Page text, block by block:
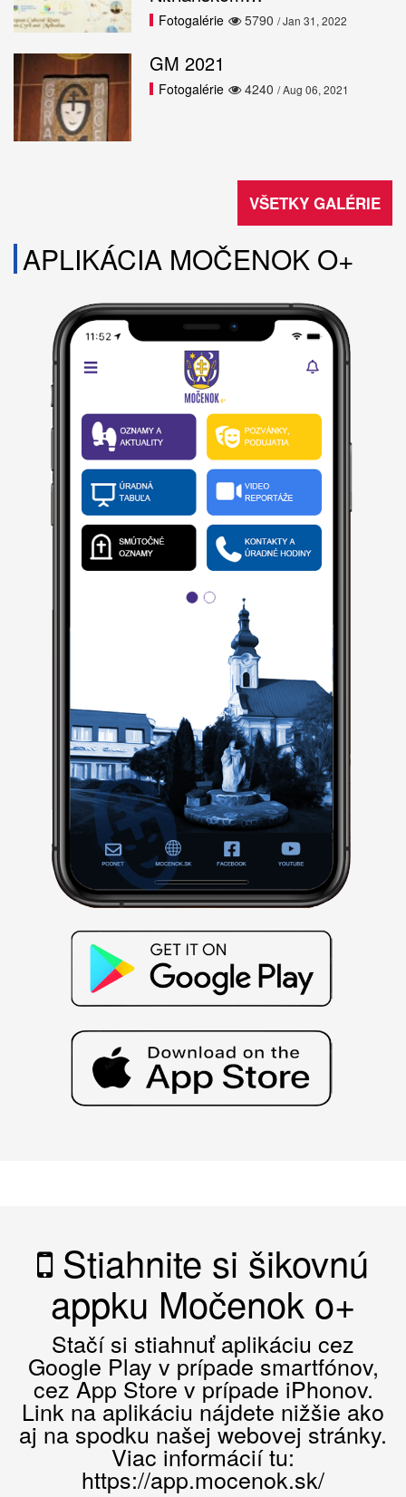
5790
Fotogalérie / Jan 31, 2022
GM 2021
4240
Fotogalérie / Aug 06, 2021
VŠETKY GALÉRIE
APLIKÁCIA MOČENOK O+
Stiahnite si šikovnú
appku Močenok o+
Stačí si stiahnuť aplikáciu cez
Google Play v prípade smartfónov,
cez App Store v prípade iPhonov.
Link na aplikáciu nájdete nižšie ako
aj na spodku našej webovej stránky.
Viac informácií tu:
https://app.mocenok.sk/